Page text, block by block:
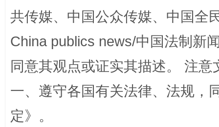
解纷+调解+退费，一次搞定
共传媒、中国公众传媒、中国全
China publics news/中国法制新
同意其观点或证实其描述。 注
一、遵守各国有关法律、法规，
定》。